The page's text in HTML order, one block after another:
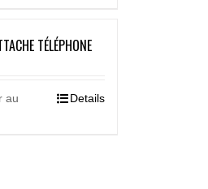
TÉLÉPHONE
au
Details